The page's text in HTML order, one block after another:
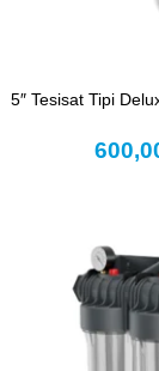
5″ Tesisat Tipi